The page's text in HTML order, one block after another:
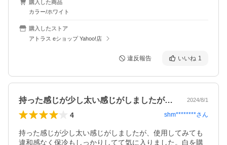
購入した商品
カラー/ホワイト
購入したストア
アトラス eショップ Yahoo!店
違反報告 いいね 1
持った感じが少し太い感じがしましたが、… 2024/8/1
4 shm********さん
持った感じが少し太い感じがしましたが、使用してみても
違和感なく保冷もしっかりしてて気に入りました。白を購